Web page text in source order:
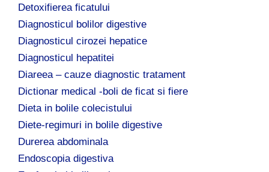
Detoxifierea ficatului
Diagnosticul bolilor digestive
Diagnosticul cirozei hepatice
Diagnosticul hepatitei
Diareea – cauze diagnostic tratament
Dictionar medical -boli de ficat si fiere
Dieta in bolile colecistului
Diete-regimuri in bolile digestive
Durerea abdominala
Endoscopia digestiva